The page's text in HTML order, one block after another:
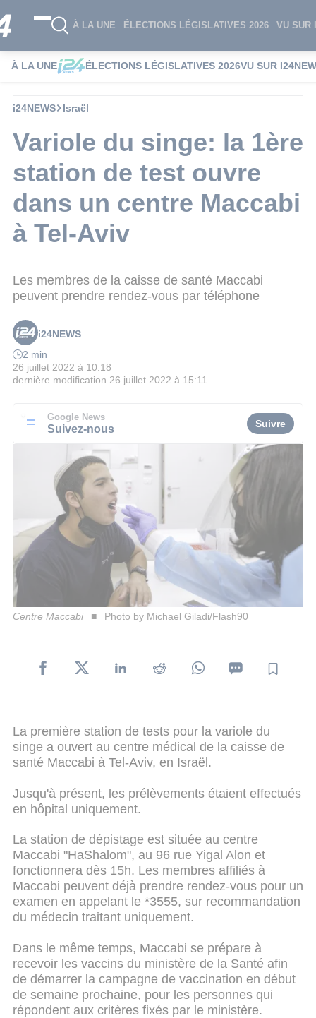
À LA UNE ÉLECTIONS LÉGISLATIVES 2026 VU SUR
À LA UNE ÉLECTIONS LÉGISLATIVES 2026VU SUR
i24NEWS Israël
Variole du singe: la 1ère
station de test ouvre
dans un centre Maccabi
à Tel-Aviv
Les membres de la caisse de santé Maccabi
peuvent prendre rendez-vous par téléphone
i24NEWS
2 min
26 juillet 2022 à 10:18
dernière modification 26 juillet 2022 à 15:11
Google News
Suivez-nous Suivre
Centre Maccabi Photo by Michael Giladi/Flash90
La première station de tests pour la variole du
singe a ouvert au centre médical de la caisse de
santé Maccabi à Tel-Aviv, en Israël.
Jusqu'à présent, les prélèvements étaient effectués
en hôpital uniquement.
La station de dépistage est située au centre
Maccabi "HaShalom", au 96 rue Yigal Alon et
fonctionnera dès 15h. Les membres affiliés à
Maccabi peuvent déjà prendre rendez-vous pour un
examen en appelant le *3555, sur recommandation
du médecin traitant uniquement.
Dans le même temps, Maccabi se prépare à
recevoir les vaccins du ministère de la Santé afin
de démarrer la campagne de vaccination en début
de semaine prochaine, pour les personnes qui
répondent aux critères fixés par le ministère.